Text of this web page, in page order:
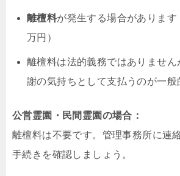
離檀料が発生する場合がありま
万円）
離檀料は法的義務ではありませ
謝の気持ちとして支払うのが一般
公営霊園・民間霊園の場合：
離檀料は不要です。管理事務所に連
手続きを確認しましょう。